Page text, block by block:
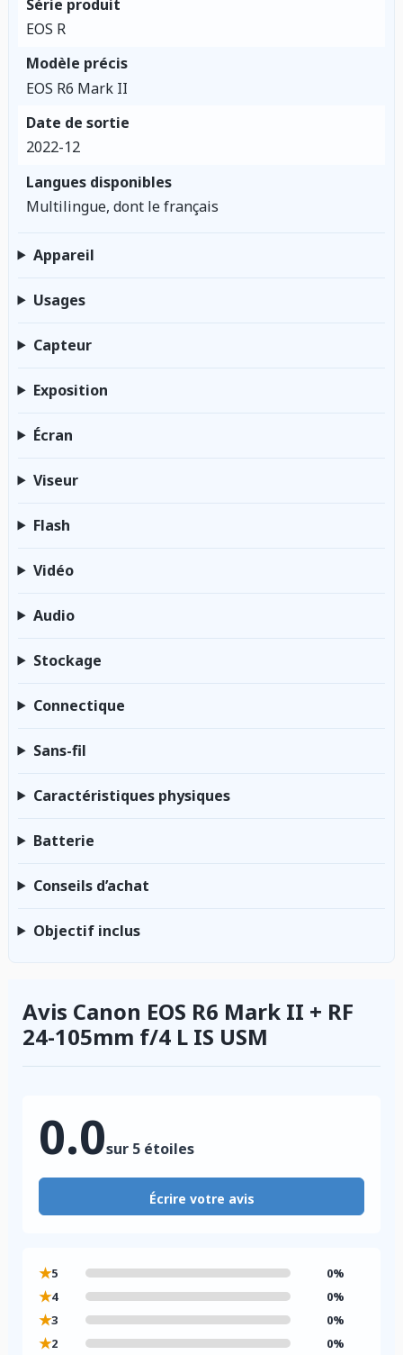
Série produit
EOS R
Modèle précis
EOS R6 Mark II
Date de sortie
2022-12
Langues disponibles
Multilingue, dont le français
Appareil
Usages
Capteur
Exposition
Écran
Viseur
Flash
Vidéo
Audio
Stockage
Connectique
Sans-fil
Caractéristiques physiques
Batterie
Conseils d’achat
Objectif inclus
Avis Canon EOS R6 Mark II + RF
24-105mm f/4 L IS USM
0.0sur 5 étoiles
Écrire votre avis
★5 0%
★4 0%
★3 0%
★2 0%